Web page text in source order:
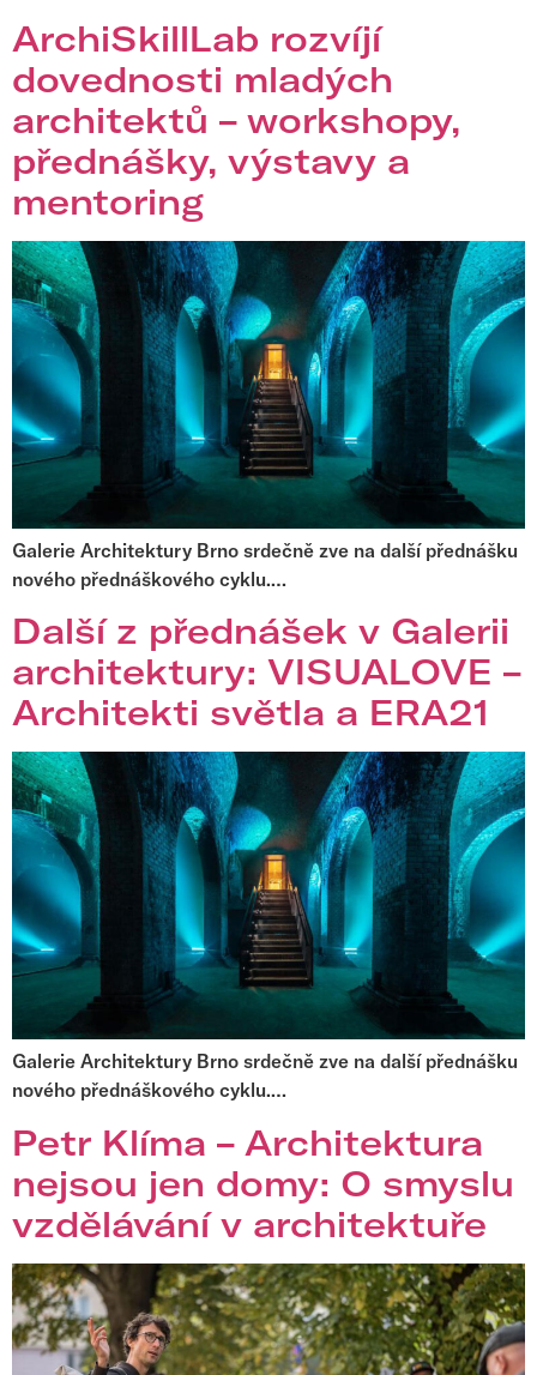
ArchiSkillLab rozvíjí
dovednosti mladých
architektů – workshopy,
přednášky, výstavy a
mentoring
Galerie Architektury Brno srdečně zve na další přednášku
nového přednáškového cyklu.…
Další z přednášek v Galerii
architektury: VISUALOVE –
Architekti světla a ERA21
Galerie Architektury Brno srdečně zve na další přednášku
nového přednáškového cyklu.…
Petr Klíma – Architektura
nejsou jen domy: O smyslu
vzdělávání v architektuře